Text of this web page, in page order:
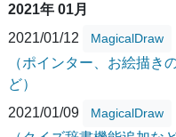
2021年 01月
2021/01/12
MagicalDraw
（ポインター、お絵描き
ど）
2021/01/09
MagicalDraw